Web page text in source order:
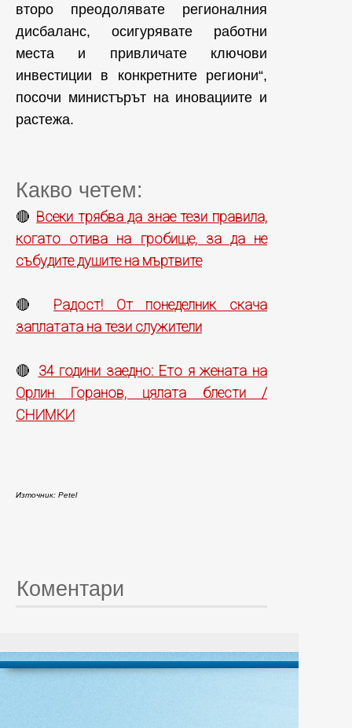
второ преодолявате регионалния
дисбаланс, осигурявате работни
места и привличате ключови
инвестиции в конкретните региони“,
посочи министърът на иновациите и
растежа.
Какво четем:
🔴 Всеки трябва да знае тези правила,
когато отива на гробище, за да не
събудите душите на мъртвите
🔴 Радост! От понеделник скача
заплатата на тези служители
🔴 34 години заедно: Ето я жената на
Орлин Горанов, цялата блести /
СНИМКИ
Източник: Petel
Коментари